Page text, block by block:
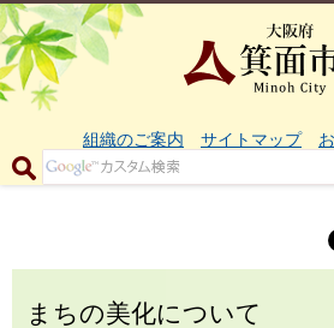
組織のご案内 サイトマップ
まちの美化について